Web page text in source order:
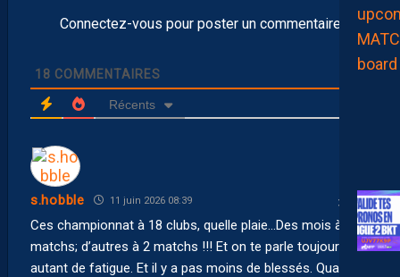
Connectez-vous pour poster un commentaire
18 COMMENTAIRES
Récents
s.hobble 11 juin 2026 08:39
Ces championnat à 18 clubs, quelle plaie…Des mois à 3
matchs; d’autres à 2 matchs !!! Et on te parle toujours
autant de fatigue. Et il y a pas moins de blessés. Quand à